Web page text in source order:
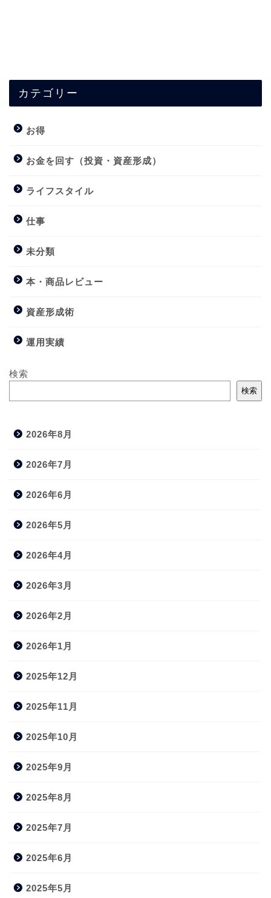
カテゴリー
お得
お金を回す（投資・資産形成）
ライフスタイル
仕事
未分類
本・商品レビュー
資産形成術
運用実績
検索
検索
2026年8月
2026年7月
2026年6月
2026年5月
2026年4月
2026年3月
2026年2月
2026年1月
2025年12月
2025年11月
2025年10月
2025年9月
2025年8月
2025年7月
2025年6月
2025年5月